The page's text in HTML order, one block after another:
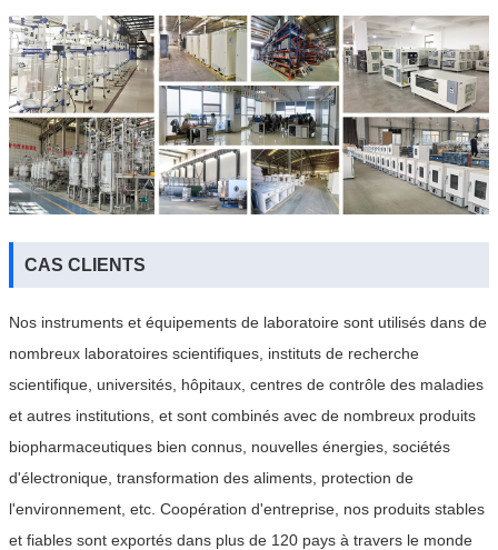
CAS CLIENTS
Nos instruments et équipements de laboratoire sont utilisés dans de
nombreux laboratoires scientifiques, instituts de recherche
scientifique, universités, hôpitaux, centres de contrôle des maladies
et autres institutions, et sont combinés avec de nombreux produits
biopharmaceutiques bien connus, nouvelles énergies, sociétés
d'électronique, transformation des aliments, protection de
l'environnement, etc. Coopération d'entreprise, nos produits stables
et fiables sont exportés dans plus de 120 pays à travers le monde